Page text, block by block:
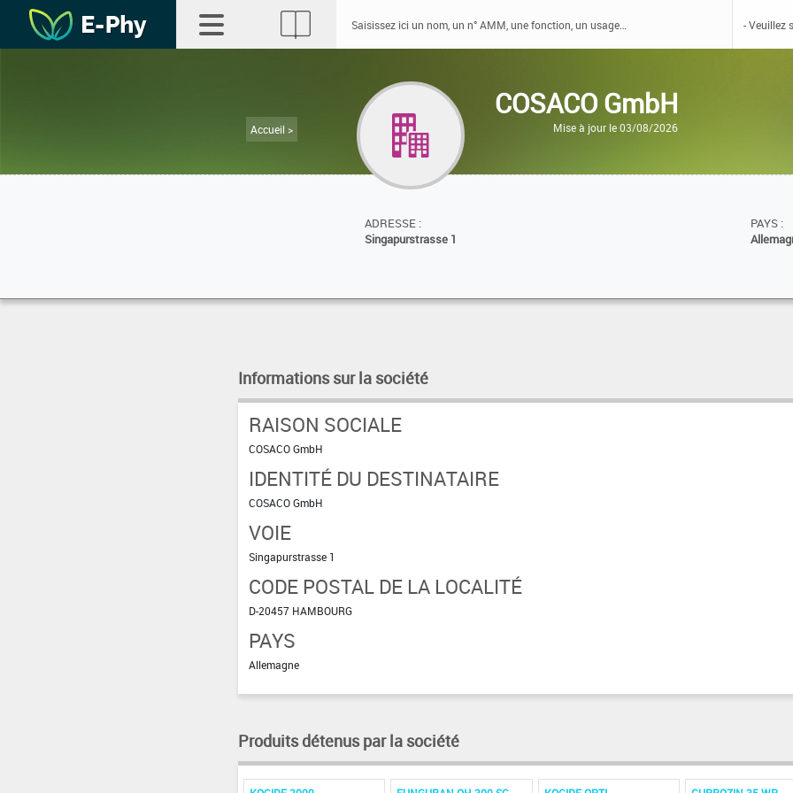
Accueil >
COSACO GmbH
Mise à jour le 03/08/2026
ADRESSE :
Singapurstrasse 1
PAYS :
Informations sur la société
RAISON SOCIALE
COSACO GmbH
IDENTITÉ DU DESTINATAIRE
COSACO GmbH
VOIE
Singapurstrasse 1
CODE POSTAL DE LA LOCALITÉ
D-20457 HAMBOURG
PAYS
Allemagne
Produits détenus par la société